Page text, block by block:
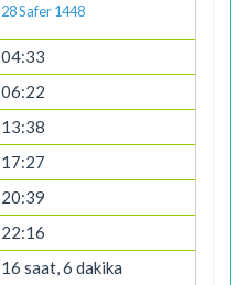
28 Safer 1448
04:33
06:22
13:38
17:27
20:39
22:16
16 saat, 6 dakika